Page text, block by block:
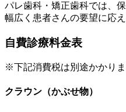
パレ歯科・矯正歯科では、
幅広く患者さんの要望に応え
自費診療料金表
※下記消費税は別途かかりま
クラウン（かぶせ物）